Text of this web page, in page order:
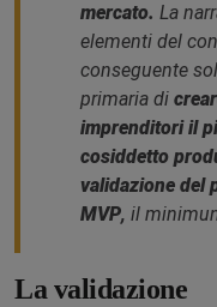
mercato. La
elementi del
conseguente
primaria di
imprenditori il
cosiddetto
validazione del
MVP, il
La validazione